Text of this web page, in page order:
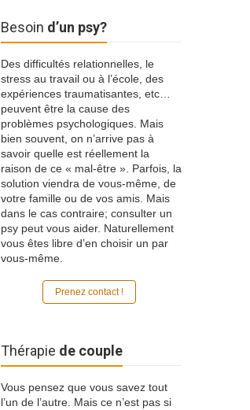
Besoin d’un psy?
Des difficultés relationnelles, le
stress au travail ou à l’école, des
expériences traumatisantes, etc…
peuvent être la cause des
problèmes psychologiques. Mais
bien souvent, on n’arrive pas à
savoir quelle est réellement la
raison de ce « mal-être ». Parfois, la
solution viendra de vous-même, de
votre famille ou de vos amis. Mais
dans le cas contraire; consulter un
psy peut vous aider. Naturellement
vous êtes libre d’en choisir un par
vous-même.
Prenez contact !
Thérapie de couple
Vous pensez que vous savez tout
l’un de l’autre. Mais ce n’est pas si